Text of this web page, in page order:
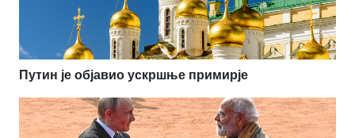
Путин је објавио ускршње примирје